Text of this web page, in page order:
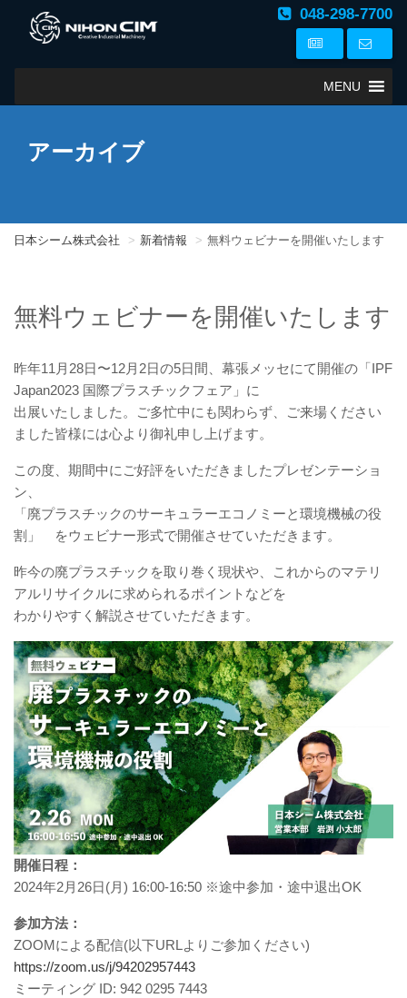
048-298-7700
MENU
アーカイブ
日本シーム株式会社 新着情報 無料ウェビナーを開催いたします
無料ウェビナーを開催いたします
昨年11月28日〜12月2日の5日間、幕張メッセにて開催の「IPF
Japan2023 国際プラスチックフェア」に
出展いたしました。ご多忙中にも関わらず、ご来場ください
ました皆様には心より御礼申し上げます。
この度、期間中にご好評をいただきましたプレゼンテーショ
ン、
「廃プラスチックのサーキュラーエコノミーと環境機械の役
割」 をウェビナー形式で開催させていただきます。
昨今の廃プラスチックを取り巻く現状や、これからのマテリ
アルリサイクルに求められるポイントなどを
わかりやすく解説させていただきます。
開催日程：
2024年2月26日(月) 16:00-16:50 ※途中参加・途中退出OK
参加方法：
ZOOMによる配信(以下URLよりご参加ください)
https://zoom.us/j/94202957443
ミーティング ID: 942 0295 7443